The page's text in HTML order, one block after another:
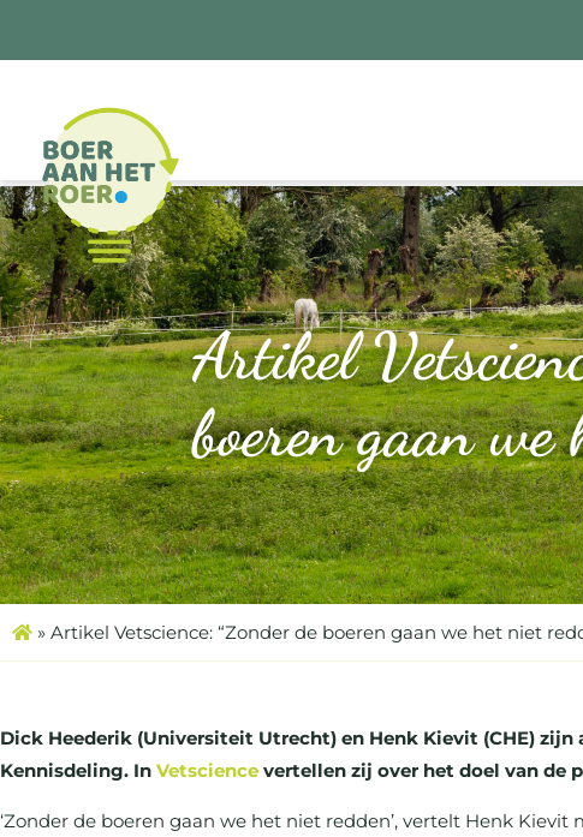
Artikel
boeren gaan
» Artikel Vetscience: “Zonder de boeren gaan we het niet
Dick Heederik (Universiteit Utrecht) en Henk Kievit (CHE)
Kennisdeling. In Vetscience vertellen zij over het doel van de
‘Zonder de boeren gaan we het niet redden’, vertelt Henk